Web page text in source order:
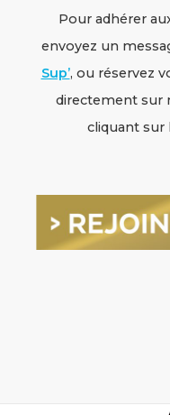
Pour adhérer
envoyez un
Sup’, ou réservez
directement sur
cliquant sur